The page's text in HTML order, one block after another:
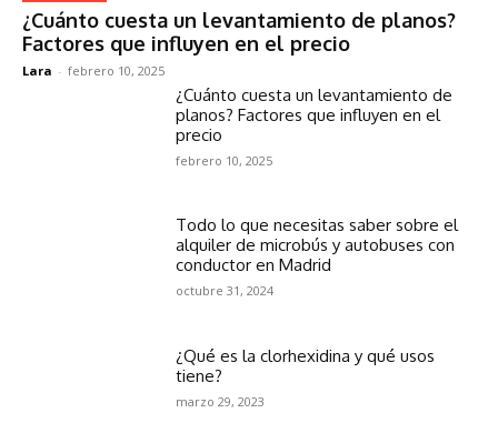
¿Cuánto cuesta un levantamiento de planos?
Factores que influyen en el precio
Lara - febrero 10, 2025
¿Cuánto cuesta un levantamiento de
planos? Factores que influyen en el
precio
febrero 10, 2025
Todo lo que necesitas saber sobre el
alquiler de microbús y autobuses con
conductor en Madrid
octubre 31, 2024
¿Qué es la clorhexidina y qué usos
tiene?
marzo 29, 2023